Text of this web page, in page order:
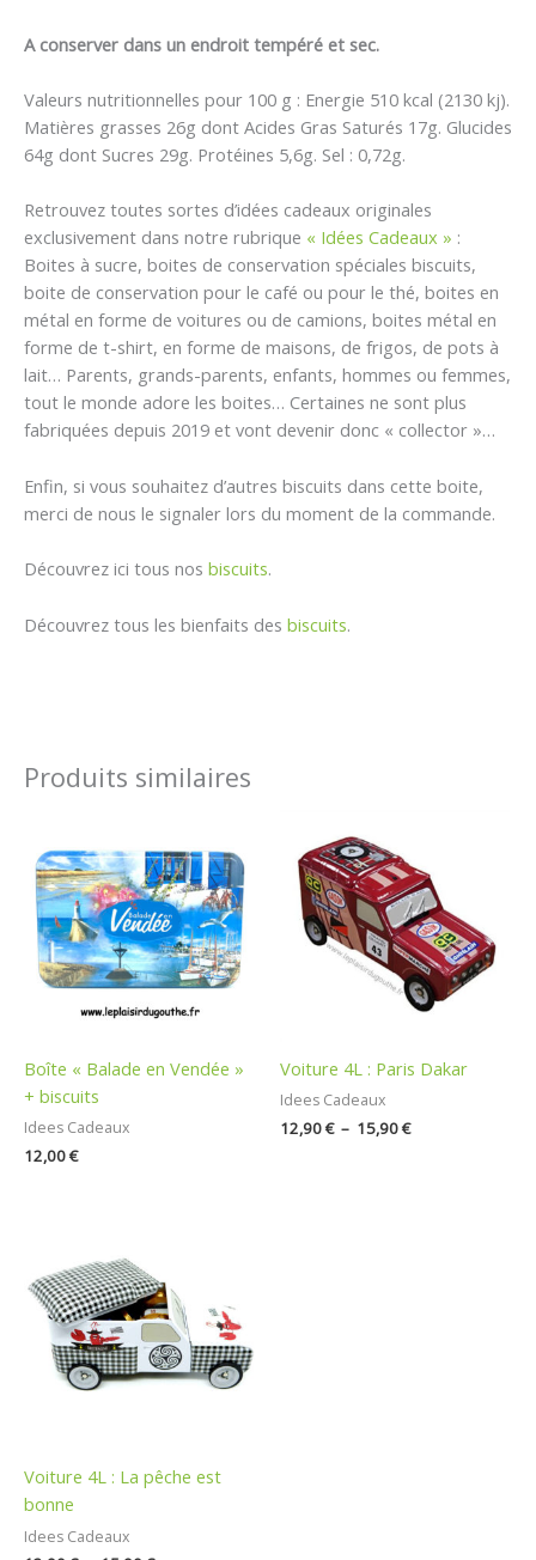
A conserver dans un endroit tempéré et sec.
Valeurs nutritionnelles pour 100 g : Energie 510 kcal (2130 kj).
Matières grasses 26g dont Acides Gras Saturés 17g. Glucides
64g dont Sucres 29g. Protéines 5,6g. Sel : 0,72g.
Retrouvez toutes sortes d’idées cadeaux originales
exclusivement dans notre rubrique « Idées Cadeaux » :
Boites à sucre, boites de conservation spéciales biscuits,
boite de conservation pour le café ou pour le thé, boites en
métal en forme de voitures ou de camions, boites métal en
forme de t-shirt, en forme de maisons, de frigos, de pots à
lait… Parents, grands-parents, enfants, hommes ou femmes,
tout le monde adore les boites… Certaines ne sont plus
fabriquées depuis 2019 et vont devenir donc « collector »…
Enfin, si vous souhaitez d’autres biscuits dans cette boite,
merci de nous le signaler lors du moment de la commande.
Découvrez ici tous nos biscuits.
Découvrez tous les bienfaits des biscuits.
Produits similaires
Boîte « Balade en Vendée »
+ biscuits
Idees Cadeaux
12,00€
Voiture 4L : Paris Dakar
Idees Cadeaux
12,90€ – 15,90€
12,90 €
à
15,90 €
Voiture 4L : La pêche est
bonne
Idees Cadeaux
12,90 €
à
15,90 €